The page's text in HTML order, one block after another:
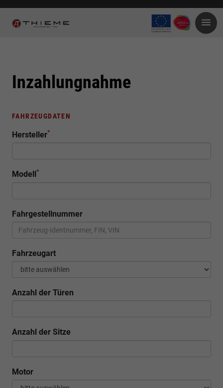
Inzahlungnahme
FAHRZEUGDATEN
Hersteller*
Modell *
Fahrgestellnummer
Fahrzeugart
Anzahl der Türen
Anzahl der Sitze
Motor